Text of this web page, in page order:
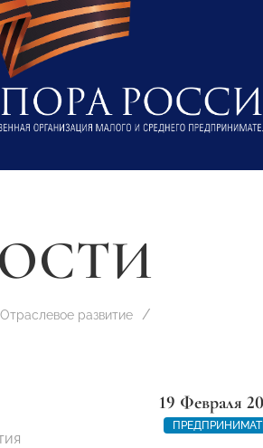
Отраслевое развитие
19 Февраля